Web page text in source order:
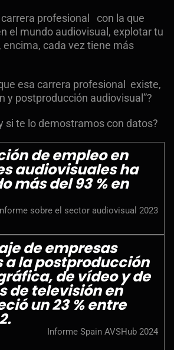
carrera profesional con la que
el mundo audiovisual, explotar tu
encima, cada vez tiene más
esa carrera profesional existe,
y postproducción audiovisual”?
si te lo demostramos con datos?
de empleo en
audiovisuales ha
más del 93 % en
sobre el sector audiovisual 2023
de empresas
a la postproducción
de vídeo y de
de televisión en
un 23 % entre
Informe Spain AVSHub 2024